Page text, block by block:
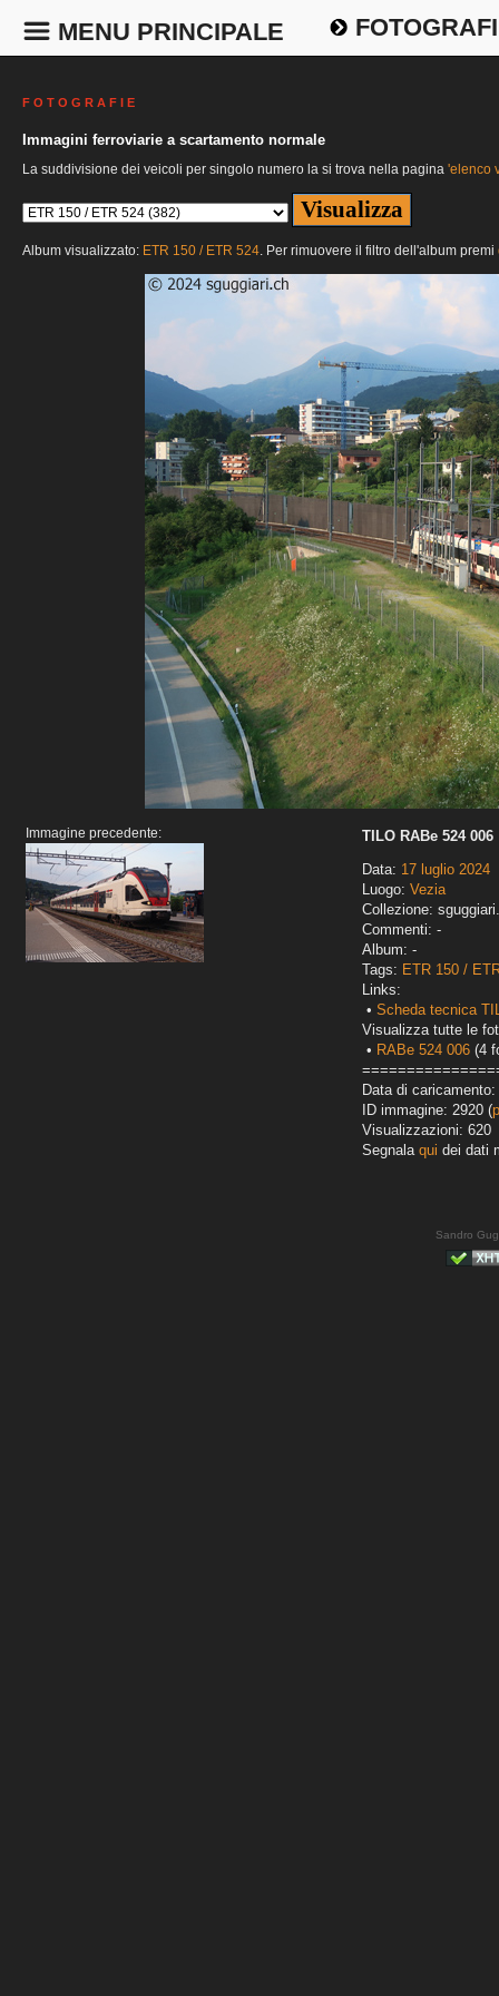
MENU PRINCIPALE
F O T O G R A F I E
Immagini ferroviarie a scartamento normale
La suddivisione dei veicoli per singolo numero la si trova nella pagina 'elenco
Album visualizzato: ETR 150 / ETR 524. Per rimuovere il filtro dell'album premi
Immagine precedente:
TILO RABe 524 006
Data: 17 luglio 2024
Luogo: Vezia
Collezione:
Commenti: -
Album: -
Tags: ETR 150 /
Links:
• Scheda tecnica
Visualizza tutte le
• RABe 524 006 (4
Data di
ID immagine: 2920 (
Visualizzazioni: 620
Segnala qui dei dati
Sandro